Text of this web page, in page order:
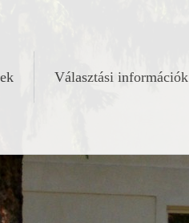
Választási információk